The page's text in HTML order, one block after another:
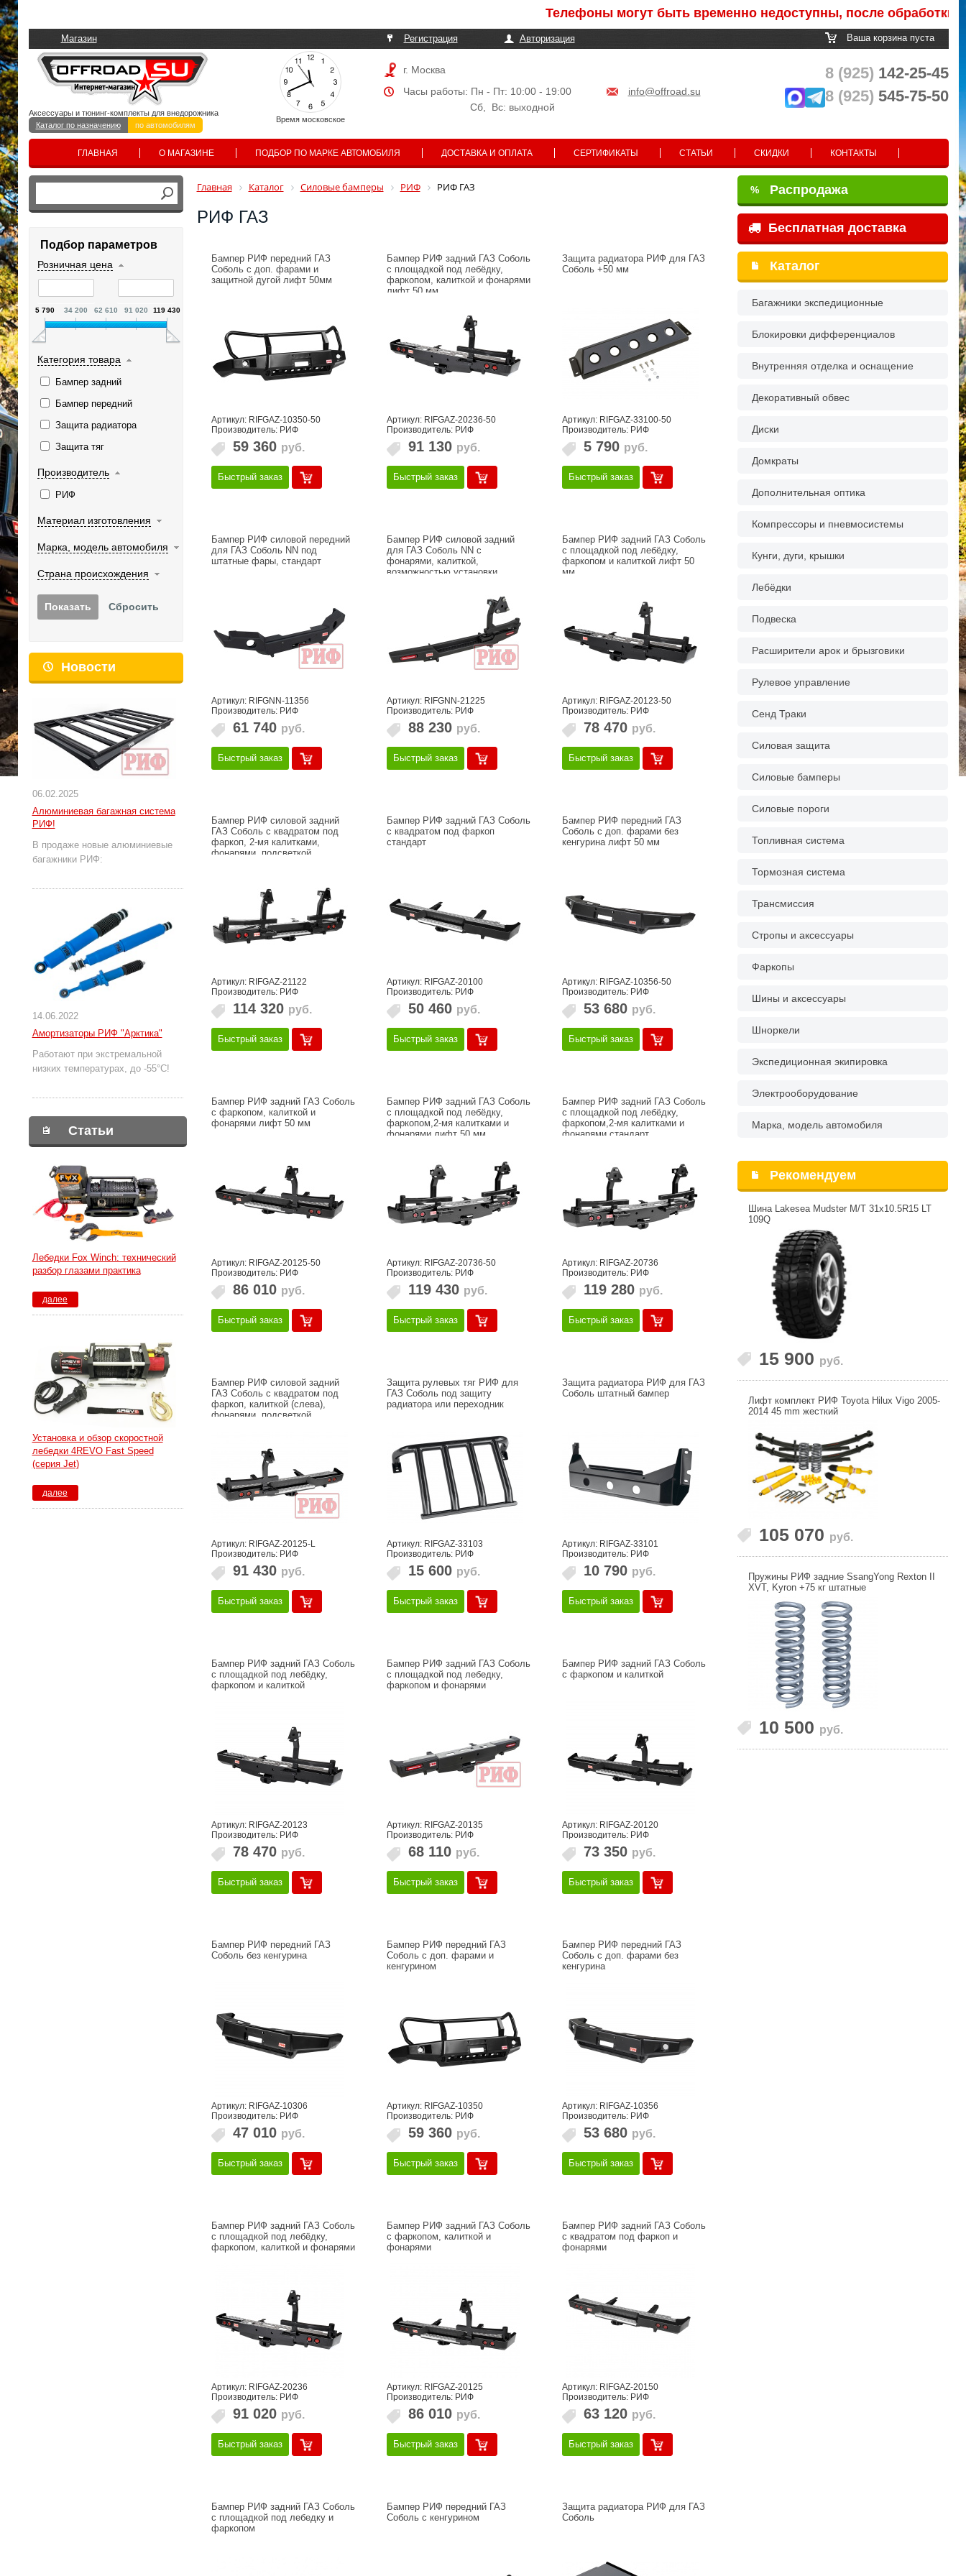
Телефоны могут быть временно недоступны, после обработки
Магазин Регистрация Авторизация Ваша корзина пуста
Время московское
Аксессуары и тюнинг-комплекты для внедорожника
Каталог по назначению
по автомобилям
г. Москва
Часы работы: Пн - Пт: 10:00 - 19:00
info@offroad.su
Сб, Вс: выходной
8 (925) 142-25-45
8 (925) 545-75-50
ГЛАВНАЯ О МАГАЗИНЕ ПОДБОР ПО МАРКЕ АВТОМОБИЛЯ ДОСТАВКА И ОПЛАТА СЕРТИФИКАТЫ СТАТЬИ СКИДКИ КОНТАКТЫ
Подбор параметров
Розничная цена
5 790 34 200 62 610 91 020 119 430
Категория товара
Бампер задний
Бампер передний
Защита радиатора
Защита тяг
Производитель
РИФ
Материал изготовления
Марка, модель автомобиля
Страна происхождения
Новости
06.02.2025
Алюминиевая багажная система
РИФ!
В продаже новые алюминиевые
багажники РИФ:
14.06.2022
Амортизаторы РИФ "Арктика"
Работают при экстремальной
низких температурах, до -55°С!
Статьи
Лебедки Fox Winch: технический
разбор глазами практика
далее
Установка и обзор скоростной
лебедки 4REVO Fast Speed
(серия Jet)
далее
Главная Каталог Силовые бамперы РИФ РИФ ГАЗ
РИФ ГАЗ
Бампер РИФ передний ГАЗ
Соболь с доп. фарами и
защитной дугой лифт 50мм
Артикул: RIFGAZ-10350-50
Производитель: РИФ
59 360 руб.
Быстрый заказ
Бампер РИФ задний ГАЗ Соболь
с площадкой под лебёдку,
фаркопом, калиткой и фонарями
лифт 50 мм
Артикул: RIFGAZ-20236-50
Производитель: РИФ
91 130 руб.
Быстрый заказ
Защита радиатора РИФ для ГАЗ
Соболь +50 мм
Артикул: RIFGAZ-33100-50
Производитель: РИФ
5 790 руб.
Быстрый заказ
Бампер РИФ силовой передний
для ГАЗ Соболь NN под
штатные фары, стандарт
Артикул: RIFGNN-11356
Производитель: РИФ
61 740 руб.
Быстрый заказ
Бампер РИФ силовой задний
для ГАЗ Соболь NN с
фонарями, калиткой,
возможностью установки
Артикул: RIFGNN-21225
Производитель: РИФ
88 230 руб.
Быстрый заказ
Бампер РИФ задний ГАЗ Соболь
с площадкой под лебёдку,
фаркопом и калиткой лифт 50
мм
Артикул: RIFGAZ-20123-50
Производитель: РИФ
78 470 руб.
Быстрый заказ
Бампер РИФ силовой задний
ГАЗ Соболь с квадратом под
фаркоп, 2-мя калитками,
фонарями. подсветкой
Артикул: RIFGAZ-21122
Производитель: РИФ
114 320 руб.
Быстрый заказ
Бампер РИФ задний ГАЗ Соболь
с квадратом под фаркоп
стандарт
Артикул: RIFGAZ-20100
Производитель: РИФ
50 460 руб.
Быстрый заказ
Бампер РИФ передний ГАЗ
Соболь с доп. фарами без
кенгурина лифт 50 мм
Артикул: RIFGAZ-10356-50
Производитель: РИФ
53 680 руб.
Быстрый заказ
Бампер РИФ задний ГАЗ Соболь
с фаркопом, калиткой и
фонарями лифт 50 мм
Артикул: RIFGAZ-20125-50
Производитель: РИФ
86 010 руб.
Быстрый заказ
Бампер РИФ задний ГАЗ Соболь
с площадкой под лебёдку,
фаркопом,2-мя калитками и
фонарями лифт 50 мм
Артикул: RIFGAZ-20736-50
Производитель: РИФ
119 430 руб.
Быстрый заказ
Бампер РИФ задний ГАЗ Соболь
с площадкой под лебёдку,
фаркопом,2-мя калитками и
фонарями стандарт
Артикул: RIFGAZ-20736
Производитель: РИФ
119 280 руб.
Быстрый заказ
Бампер РИФ силовой задний
ГАЗ Соболь с квадратом под
фаркоп, калиткой (слева),
фонарями. подсветкой
Артикул: RIFGAZ-20125-L
Производитель: РИФ
91 430 руб.
Быстрый заказ
Защита рулевых тяг РИФ для
ГАЗ Соболь под защиту
радиатора или переходник
Артикул: RIFGAZ-33103
Производитель: РИФ
15 600 руб.
Быстрый заказ
Защита радиатора РИФ для ГАЗ
Соболь штатный бампер
Артикул: RIFGAZ-33101
Производитель: РИФ
10 790 руб.
Быстрый заказ
Бампер РИФ задний ГАЗ Соболь
с площадкой под лебёдку,
фаркопом и калиткой
Артикул: RIFGAZ-20123
Производитель: РИФ
78 470 руб.
Быстрый заказ
Бампер РИФ задний ГАЗ Соболь
с площадкой под лебедку,
фаркопом и фонарями
Артикул: RIFGAZ-20135
Производитель: РИФ
68 110 руб.
Быстрый заказ
Бампер РИФ задний ГАЗ Соболь
с фаркопом и калиткой
Артикул: RIFGAZ-20120
Производитель: РИФ
73 350 руб.
Быстрый заказ
Бампер РИФ передний ГАЗ
Соболь без кенгурина
Артикул: RIFGAZ-10306
Производитель: РИФ
47 010 руб.
Быстрый заказ
Бампер РИФ передний ГАЗ
Соболь с доп. фарами и
кенгурином
Артикул: RIFGAZ-10350
Производитель: РИФ
59 360 руб.
Быстрый заказ
Бампер РИФ передний ГАЗ
Соболь с доп. фарами без
кенгурина
Артикул: RIFGAZ-10356
Производитель: РИФ
53 680 руб.
Быстрый заказ
Бампер РИФ задний ГАЗ Соболь
с площадкой под лебёдку,
фаркопом, калиткой и фонарями
Артикул: RIFGAZ-20236
Производитель: РИФ
91 020 руб.
Быстрый заказ
Бампер РИФ задний ГАЗ Соболь
с фаркопом, калиткой и
фонарями
Артикул: RIFGAZ-20125
Производитель: РИФ
86 010 руб.
Быстрый заказ
Бампер РИФ задний ГАЗ Соболь
с квадратом под фаркоп и
фонарями
Артикул: RIFGAZ-20150
Производитель: РИФ
63 120 руб.
Быстрый заказ
Бампер РИФ задний ГАЗ Соболь
с площадкой под лебедку и
фаркопом
Бампер РИФ передний ГАЗ
Соболь с кенгурином
Защита радиатора РИФ для ГАЗ
Соболь
% Распродажа
Бесплатная доставка
Каталог
Багажники экспедиционные
Блокировки дифференциалов
Внутренняя отделка и оснащение
Декоративный обвес
Диски
Домкраты
Дополнительная оптика
Компрессоры и пневмосистемы
Кунги, дуги, крышки
Лебёдки
Подвеска
Расширители арок и брызговики
Рулевое управление
Сенд Траки
Силовая защита
Силовые бамперы
Силовые пороги
Топливная система
Тормозная система
Трансмиссия
Стропы и аксессуары
Фаркопы
Шины и аксессуары
Шноркели
Экспедиционная экипировка
Электрооборудование
Марка, модель автомобиля
Рекомендуем
Шина Lakesea Mudster M/T 31x10.5R15 LT
109Q
15 900 руб.
Лифт комплект РИФ Toyota Hilux Vigo 2005-
2014 45 mm жесткий
105 070 руб.
Пружины РИФ задние SsangYong Rexton II
XVT, Kyron +75 кг штатные
10 500 руб.